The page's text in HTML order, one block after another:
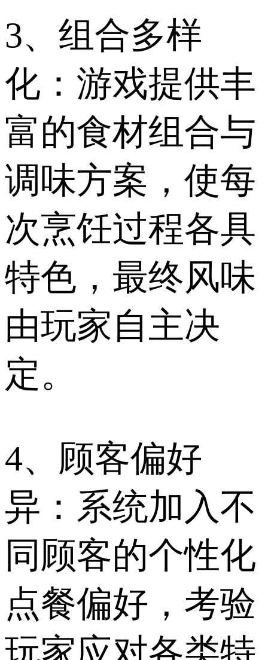
3、组合多样
化：游戏提供丰
富的食材组合与
调味方案，使每
次烹饪过程各具
特色，最终风味
由玩家自主决
定。
4、顾客偏好
异：系统加入不
同顾客的个性化
点餐偏好，考验